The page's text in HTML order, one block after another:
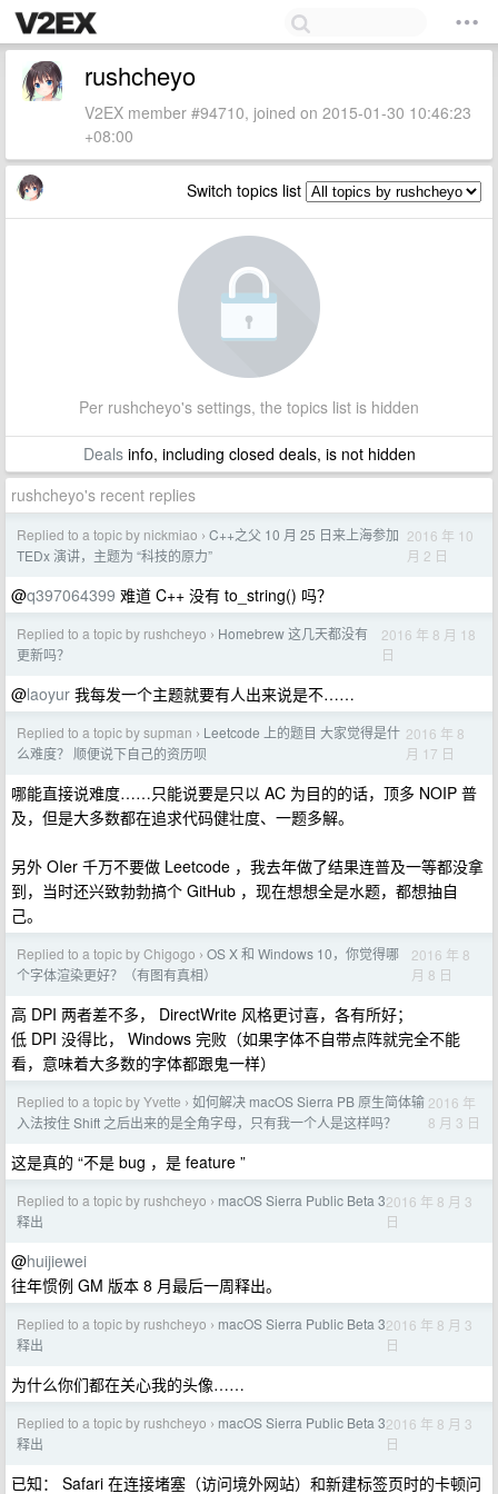
rushcheyo
V2EX member #94710, joined on 2015-01-30 10:46:23
+08:00
Switch topics list
Per rushcheyo's settings, the topics list is hidden
Dealsinfo, including closed deals, is not hidden
rushcheyo's recent replies
Replied to a topic by nickmiao › C++之父 10 月 25 日来上海参加
TEDx 演讲，主题为 “科技的原力”
2016 年 10
月 2 日
@q397064399 难道 C++ 没有 to_string() 吗？
Replied to a topic by rushcheyo › Homebrew 这几天都没有
更新吗？
2016 年 8 月 18
日
@laoyur 我每发一个主题就要有人出来说是不……
Replied to a topic by supman › Leetcode 上的题目 大家觉得是什
么难度？ 顺便说下自己的资历呗
2016 年 8
月 17 日
哪能直接说难度……只能说要是只以 AC 为目的的话，顶多 NOIP 普
及，但是大多数都在追求代码健壮度、一题多解。
另外 OIer 千万不要做 Leetcode ，我去年做了结果连普及一等都没拿
到，当时还兴致勃勃搞个 GitHub ，现在想想全是水题，都想抽自
己。
Replied to a topic by Chigogo › OS X 和 Windows 10，你觉得哪
个字体渲染更好？（有图有真相）
2016 年 8
月 8 日
高 DPI 两者差不多， DirectWrite 风格更讨喜，各有所好；
低 DPI 没得比， Windows 完败（如果字体不自带点阵就完全不能
看，意味着大多数的字体都跟鬼一样）
Replied to a topic by Yvette › 如何解决 macOS Sierra PB 原生简体输
入法按住 Shift 之后出来的是全角字母，只有我一个人是这样吗？
2016 年
8 月 3 日
这是真的 “不是 bug ，是 feature ”
Replied to a topic by rushcheyo › macOS Sierra Public Beta 3
释出
2016 年 8 月 3
日
@huijiewei
往年惯例 GM 版本 8 月最后一周释出。
Replied to a topic by rushcheyo › macOS Sierra Public Beta 3
释出
2016 年 8 月 3
日
为什么你们都在关心我的头像……
Replied to a topic by rushcheyo › macOS Sierra Public Beta 3
释出
2016 年 8 月 3
日
已知： Safari 在连接堵塞（访问境外网站）和新建标签页时的卡顿问